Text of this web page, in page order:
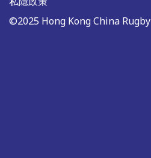
©2025 Hong Kong China Rugby